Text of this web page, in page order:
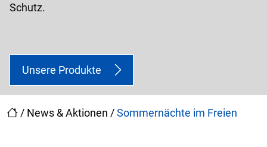
/ News & Aktionen /Sommernächte im Freien
Schutz.
Unsere Produkte